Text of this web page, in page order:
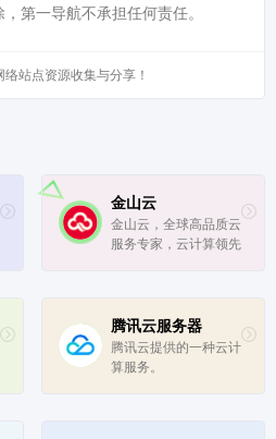
第一导航不承担任何责任。
站点资源收集与分享！
金山云
金山云，全球高品质云
服务专家，云计算领先
云、音视频解决方案。
腾讯云服务器
腾讯云提供的一种云计
算服务。